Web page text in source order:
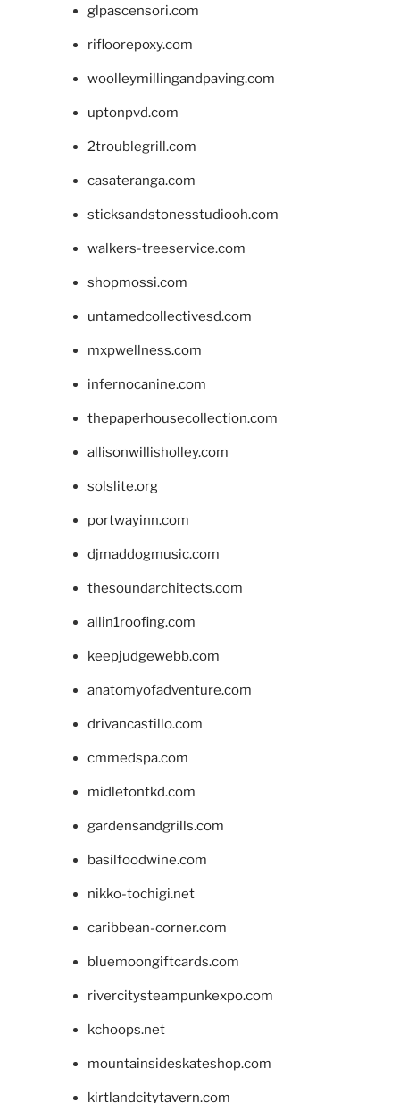
glpascensori.com
rifloorepoxy.com
woolleymillingandpaving.com
uptonpvd.com
2troublegrill.com
casateranga.com
sticksandstonesstudiooh.com
walkers-treeservice.com
shopmossi.com
untamedcollectivesd.com
mxpwellness.com
infernocanine.com
thepaperhousecollection.com
allisonwillisholley.com
solslite.org
portwayinn.com
djmaddogmusic.com
thesoundarchitects.com
allin1roofing.com
keepjudgewebb.com
anatomyofadventure.com
drivancastillo.com
cmmedspa.com
midletontkd.com
gardensandgrills.com
basilfoodwine.com
nikko-tochigi.net
caribbean-corner.com
bluemoongiftcards.com
rivercitysteampunkexpo.com
kchoops.net
mountainsideskateshop.com
kirtlandcitytavern.com